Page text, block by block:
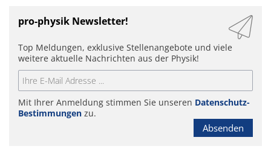
pro-physik Newsletter!
Top Meldungen, exklusive Stellenangebote und viele
weitere aktuelle Nachrichten aus der Physik!
Mit Ihrer Anmeldung stimmen Sie unseren Datenschutz-
Bestimmungen zu.
Absenden